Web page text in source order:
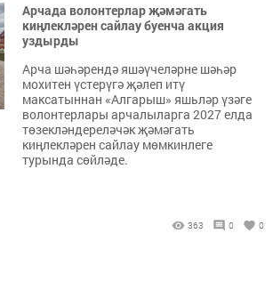
Арчада волонтерлар җәмәгать
киңлекләрен сайлау буенча акция
уздырды
Арча шәһәрендә яшәүчеләрне шәһәр
мохитен үстерүгә җәлеп итү
максатыннан «Алгарыш» яшьләр үзәге
волонтерлары арчалыларга 2027 елда
төзекләндереләчәк җәмәгать
киңлекләрен сайлау мөмкинлеге
турында сөйләде.
363 0 0